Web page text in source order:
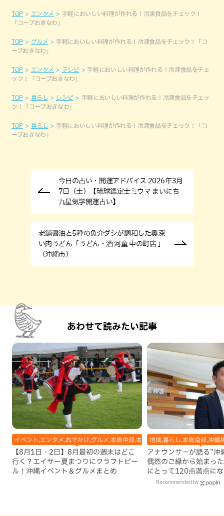
TOP エンタメ
手軽においしい料理が作れる！冷凍食品をチェック！
「コープおきなわ」
TOP グルメ
手軽においしい料理が作れる！冷凍食品をチェック！「コ
ープおきなわ」
TOP エンタメ テレビ
手軽においしい料理が作れる！冷凍食品をチェ
ック！「コープおきなわ」
TOP 暮らし レシピ
手軽においしい料理が作れる！冷凍食品をチェッ
ク！「コープおきなわ」
TOP 暮らし
手軽においしい料理が作れる！冷凍食品をチェック！「コ
ープおきなわ」
今日の占い・開運アドバイス 2026年3月
7日（土）【琉球鑑定士ミウマ まいにち
九星気学開運占い】
老舗醤油と5種の魚介ダシが調和した奥深
い肉うどん「うどん・酒 河童 中の町店 」
（沖縄市）
あわせて読みたい記事
イベント,エンタメ,おでかけ,グルメ,本島中部,本島北部,本島南部
【8月1日・2日】8月最初の週末はどこ
行く？エイサー夏まつりにクラフトビー
ル！沖縄イベント＆グルメまとめ
地域,暮らし,本島南部,沖縄
アナウンサーが語る”沖
偶然のご縁から始まっ
にとって120点満点に
Recommended by